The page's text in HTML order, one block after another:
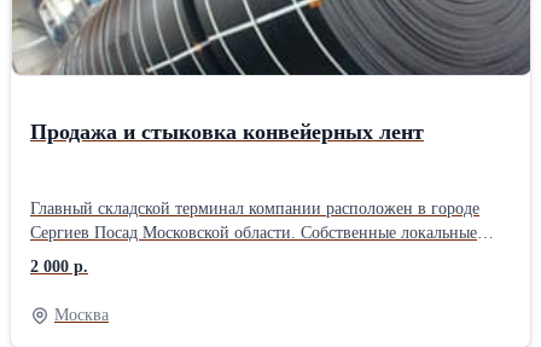
Продажа и стыковка конвейерных лент
Главный складской терминал компании расположен в городе
Сергиев Посад Московской области. Собственные локальные
производства расположены в городе Санкт-Петербурге, Ростове
на Дону, Ярославле. ООО «Велес Групп» специализируется на
производстве РТИ и ПВХ изделий для различных отраслей
промышленности, строительства и сельского хозяйства.
2 000 р.
Москва